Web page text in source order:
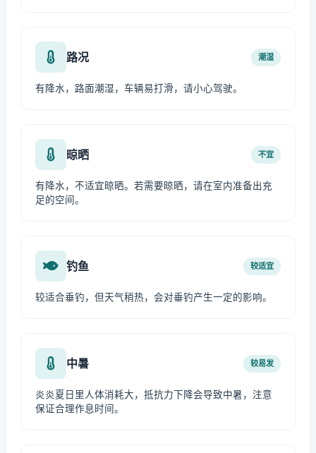
路况 潮湿
有降水，路面潮湿，车辆易打滑，请小心驾驶。
晾晒 不宜
有降水，不适宜晾晒。若需要晾晒，请在室内准备出充
足的空间。
钓鱼 较适宜
较适合垂钓，但天气稍热，会对垂钓产生一定的影响。
中暑 较易发
炎炎夏日里人体消耗大，抵抗力下降会导致中暑，注意
保证合理作息时间。